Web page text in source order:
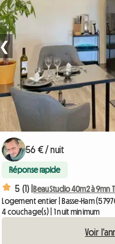
❮
56 € / nuit
Réponse rapide
5 (1) |Beau Studio 40m2 à 9mn
Logement entier | Basse-Ham
4 couchage(s) | 1 nuit minimum
Voir